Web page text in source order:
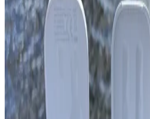
Bluetooth Taşınabilir
ve Seçim Kriterleri 2026
2026'nın en iyi Bluetooth hoparlörleri,
dayanıklılık ve taşınabilirlik
ihtiyaçlarına uygun modeli seçerken
dikkate almalı.
Redmi Buds 6 Active ve
Özellikleri ve Karşılaştırması